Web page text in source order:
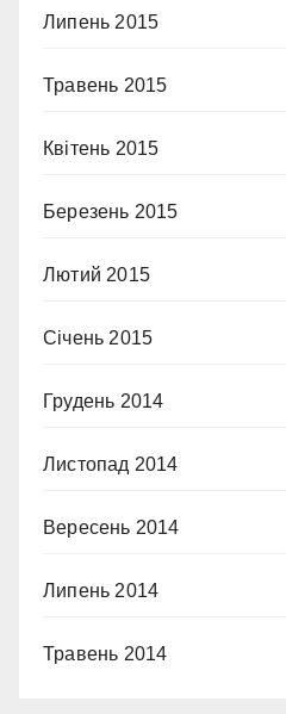
Липень 2015
Травень 2015
Квітень 2015
Березень 2015
Лютий 2015
Січень 2015
Грудень 2014
Листопад 2014
Вересень 2014
Липень 2014
Травень 2014